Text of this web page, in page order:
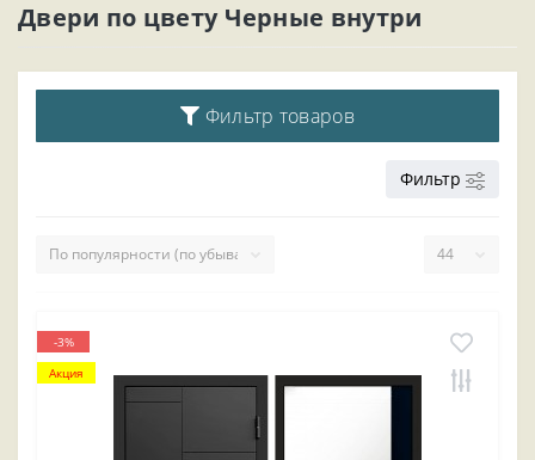
Двери по цвету Черные внутри
Фильтр товаров
Фильтр
-3%
Акция